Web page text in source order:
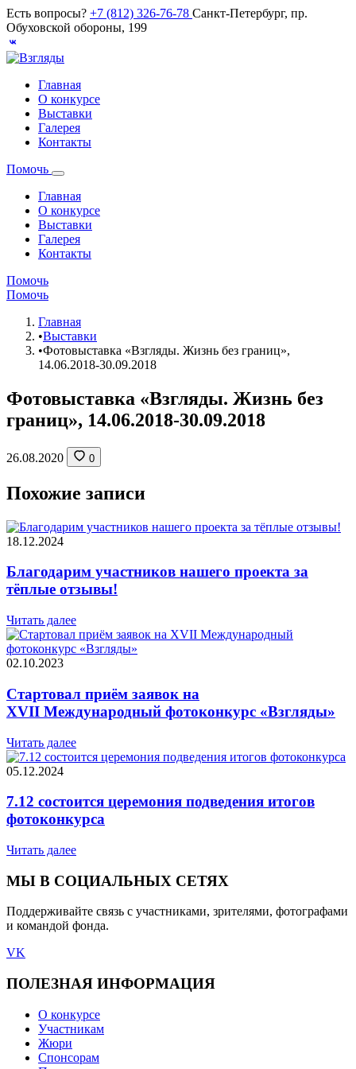
Есть вопросы? +7 (812) 326-76-78 Санкт-Петербург, пр.
Обуховской обороны, 199
Главная
О конкурсе
Выставки
Галерея
Контакты
Помочь
Главная
О конкурсе
Выставки
Галерея
Контакты
Помочь
Помочь
Главная
•Выставки
•Фотовыставка «Взгляды. Жизнь без границ»,
14.06.2018-30.09.2018
Фотовыставка «Взгляды. Жизнь без
границ», 14.06.2018-30.09.2018
26.08.2020 0
Похожие записи
18.12.2024
Благодарим участников нашего проекта за
тёплые отзывы!
Читать далее
02.10.2023
Стартовал приём заявок на
XVII Международный фотоконкурс «Взгляды»
Читать далее
05.12.2024
7.12 состоится церемония подведения итогов
фотоконкурса
Читать далее
МЫ В СОЦИАЛЬНЫХ СЕТЯХ
Поддерживайте связь с участниками, зрителями, фотографами
и командой фонда.
VK
ПОЛЕЗНАЯ ИНФОРМАЦИЯ
О конкурсе
Участникам
Жюри
Спонсорам